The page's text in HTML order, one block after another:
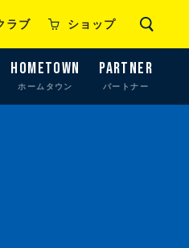
ラブ ショップ
HOMETOWN
ホームタウン
PARTNER
パートナー